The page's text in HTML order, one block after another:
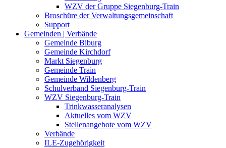
WZV der Gruppe Siegenburg-Train
Broschüre der Verwaltungsgemeinschaft
Support
Gemeinden | Verbände
Gemeinde Biburg
Gemeinde Kirchdorf
Markt Siegenburg
Gemeinde Train
Gemeinde Wildenberg
Schulverband Siegenburg-Train
WZV Siegenburg-Train
Trinkwasseranalysen
Aktuelles vom WZV
Stellenangebote vom WZV
Verbände
ILE-Zugehörigkeit